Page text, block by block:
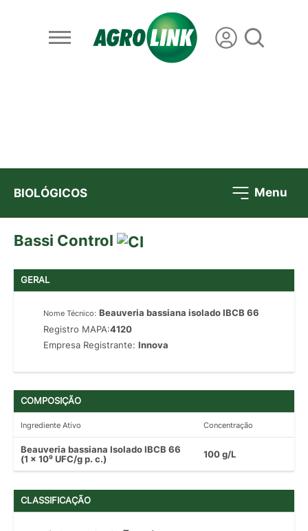
BIOLÓGICOS Menu
Bassi Control
GERAL
Nome Técnico: Beauveria bassiana isolado IBCB 66
Registro MAPA:4120
Empresa Registrante:Innova
COMPOSIÇÃO
Ingrediente Ativo Concentração
Beauveria bassiana Isolado IBCB 66
(1 x 10⁹ UFC/g p. c.)
100 g/L
CLASSIFICAÇÃO